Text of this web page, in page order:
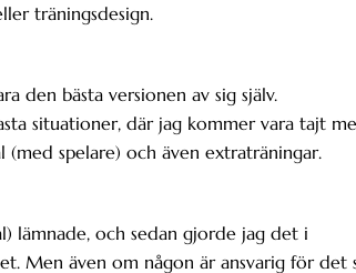
träningsdesign.
den bästa versionen av sig själv.
situationer, där jag kommer vara tajt
(med spelare) och även extraträningar.
lämnade, och sedan gjorde jag det i
Men även om någon är ansvarig för det